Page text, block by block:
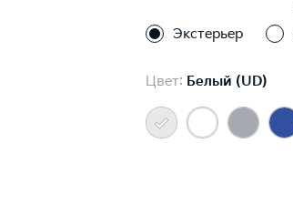
Экстерьер
Цвет: Белый (UD)